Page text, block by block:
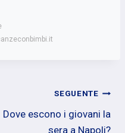
SEGUENTE
Dove escono i giovani la
sera a Napoli?